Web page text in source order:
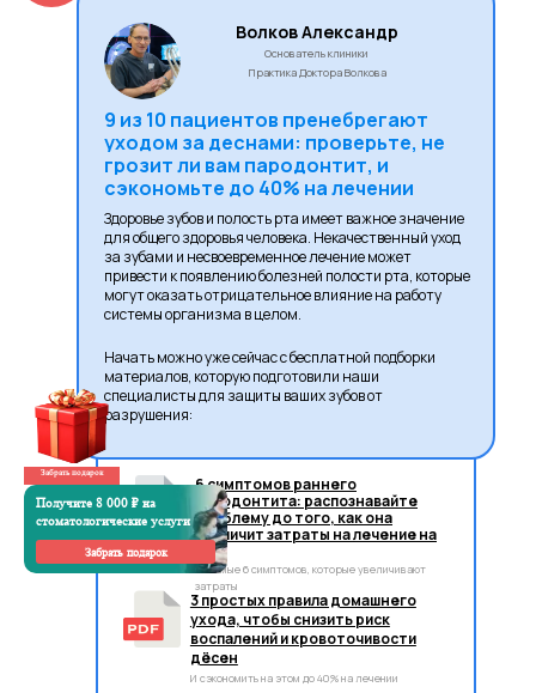
Волков Александр
Основатель клиники
Практика Доктора Волкова
9 из 10 пациентов пренебрегают
уходом за деснами: проверьте, не
грозит ли вам пародонтит, и
сэкономьте до 40% на лечении
Здоровье зубов и полость рта имеет важное значение
для общего здоровья человека. Некачественный уход
за зубами и несвоевременное лечение может
привести к появлению болезней полости рта, которые
могут оказать отрицательное влияние на работу
системы организма в целом.
Начать можно уже сейчас с бесплатной подборки
материалов, которую подготовили наши
специалисты для защиты ваших зубов от
разрушения:
6 симптомов раннего
пародонтита: распознавайте
проблему до того, как она
увеличит затраты на лечение на
40%
Те самые 6 симптомов, которые увеличивают
затраты
3 простых правила домашнего
ухода, чтобы снизить риск
воспалений и кровоточивости
дёсен
И сэкономить на этом до 40% на лечении
Забрать подарок
Получите 8 000 ₽ на
стоматологические услуги
Забрать подарок